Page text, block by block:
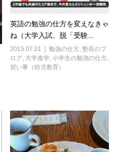
英語の勉強の仕方を変えなきゃ
ね（大学入試、脱「受験...
2015.07.01 勉強の仕方, 塾長のブ
ログ, 大学進学, 小学生の勉強の仕方,
習い事（幼児教育）